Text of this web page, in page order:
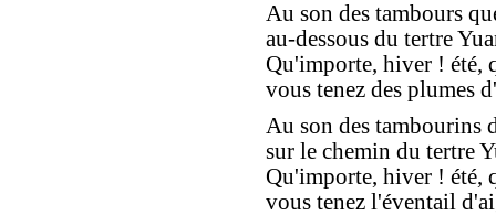
Au son des tambours
au-dessous du tertre
Qu'importe, hiver ! été,
vous tenez des plumes
Au son des tambourins
sur le chemin du tertre
Qu'importe, hiver ! été,
vous tenez l'éventail